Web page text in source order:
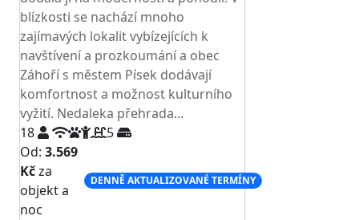
blízkosti se nachází mnoho
zajímavých lokalit vybízejících k
navštívení a prozkoumání a obec
Záhoří s městem Písek dodávají
komfortnost a možnost kulturního
vyžití. Nedaleka přehrada...
18
5
Od: 3.569
Kčza
objekt a
noc
DENNĚ AKTUALIZOVANÉ TERMÍNY